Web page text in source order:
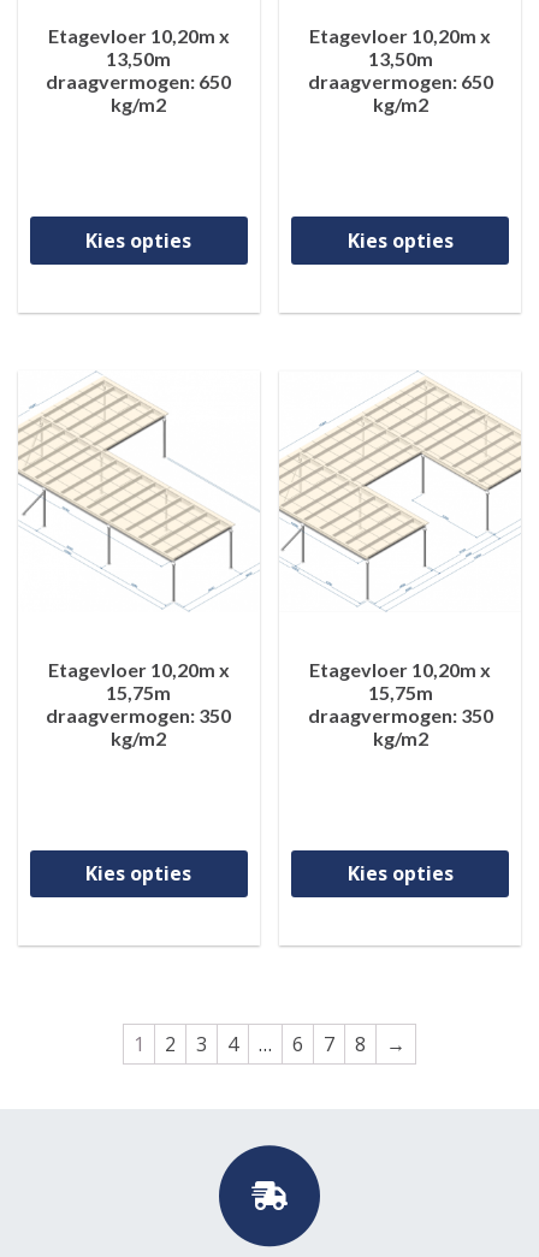
Etagevloer 10,20m x
13,50m
draagvermogen: 650
kg/m2
Kies opties
Dit product heeft meerdere
Etagevloer 10,20m x
13,50m
draagvermogen: 650
kg/m2
Kies opties
Etagevloer 10,20m x
15,75m
draagvermogen: 350
kg/m2
Kies opties
Dit product heeft meerdere
Etagevloer 10,20m x
15,75m
draagvermogen: 350
kg/m2
Kies opties
1 2 3 4 … 6 7 8 →